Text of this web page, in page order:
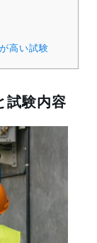
高い試験
試験内容